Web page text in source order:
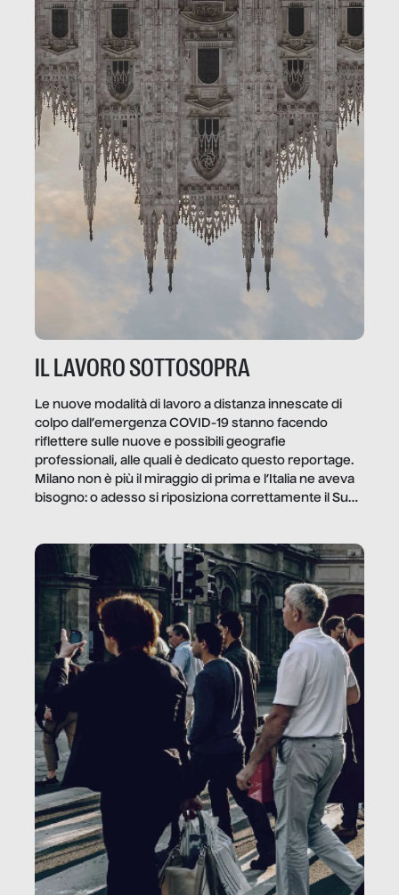
IL LAVORO SOTTOSOPRA
Le nuove modalità di lavoro a distanza innescate di
colpo dall’emergenza COVID-19 stanno facendo
riflettere sulle nuove e possibili geografie
professionali, alle quali è dedicato questo reportage.
Milano non è più il miraggio di prima e l’Italia ne aveva
bisogno: o adesso si riposiziona correttamente il Sud